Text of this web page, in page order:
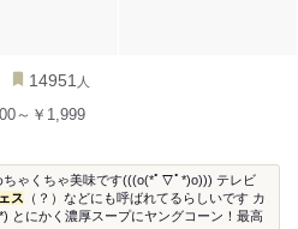
14951 人
～￥1,999
ちゃくちゃ美味です(((o(*ﾟ▽ﾟ*)o))) テレビ
ス （？）などにも呼ばれてるらしいです カ
とにかく濃厚スープにヤングコーン！最高